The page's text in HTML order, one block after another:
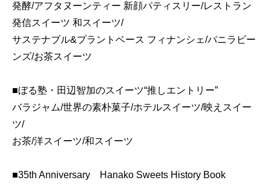
発酵/アフタヌーンティー 新顔パティスリー/レストラン
発信スイーツ 和スイーツ/
サステナブル&プラントベース フィナンシェ/バニラビー
ンズ/お茶スイーツ
■ぼる塾・田辺智加のスイーツ“推しエントリー”
バラジャム/世界の素朴菓子/ホテルスイーツ/映えスイー
ツ/
お茶/洋スイーツ/和スイーツ
■35th Anniversary Hanako Sweets History Book